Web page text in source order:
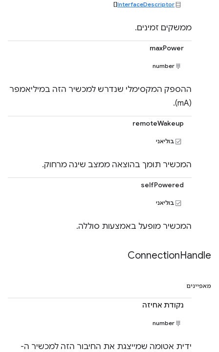
InterfaceDescriptor
[]
ממשקים זמינים.
maxPower
number
ההספק המקסימלי שנדרש למכשיר הזה במיליאמפר
(mA).
remoteWakeup
בוליאני
המכשיר תומך בהוצאה ממצב שינה מרחוק.
selfPowered
בוליאני
המכשיר מופעל באמצעות סוללה.
ConnectionHandle
מאפיינים
נקודת אחיזה
number
ידית אטומה שמייצגת את החיבור הזה למכשיר ה-